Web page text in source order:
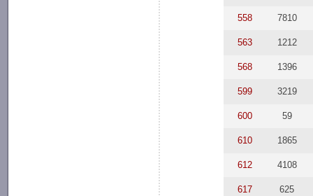
558 7810
563 1212
568 1396
599 3219
600 59
610 1865
612 4108
617 625